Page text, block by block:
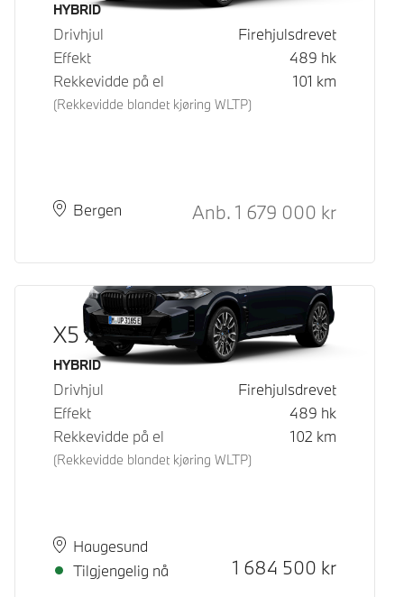
Drivstoff
HYBRID
Drivhjul
Firehjulsdrevet
Effekt
489 hk
Rekkevidde på el
(Rekkevidde blandet kjøring WLTP)
101 km
PlassBergen
Leveringstid Kontantpris
Anb. 1 679 000 kr
X5 xDrive50e
Drivstoff
HYBRID
Drivhjul
Firehjulsdrevet
Effekt
489 hk
Rekkevidde på el
(Rekkevidde blandet kjøring WLTP)
102 km
PlassHaugesund
Leveringstid
Tilgjengelig nå
Kontantpris
1 684 500 kr